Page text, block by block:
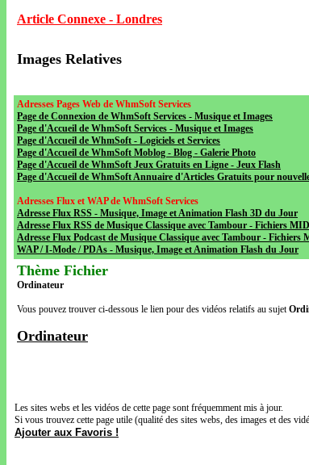
Article Connexe - Londres
Images Relatives
Adresses Pages Web de WhmSoft Services
Page de Connexion de WhmSoft Services - Musique et Images
Page d'Accueil de WhmSoft Services - Musique et Images
Page d'Accueil de WhmSoft - Logiciels et Services
Page d'Accueil de WhmSoft Moblog - Blog - Galerie Photo
Page d'Accueil de WhmSoft Jeux Gratuits en Ligne - Jeux Flash
Page d'Accueil de WhmSoft Annuaire d'Articles Gratuits pour
Adresses Flux et WAP de WhmSoft Services
Adresse Flux RSS - Musique, Image et Animation Flash 3D du Jour
Adresse Flux RSS de Musique Classique avec Tambour - Fichiers
Adresse Flux Podcast de Musique Classique avec Tambour - Fichiers
WAP / I-Mode / PDAs - Musique, Image et Animation Flash du Jour
Thème Fichier
Ordinateur
Vous pouvez trouver ci-dessous le lien pour des vidéos relatifs au sujet
Ordinateur
Les sites webs et les vidéos de cette page sont fréquemment mis à jour.
Si vous trouvez cette page utile (qualité des sites webs, des images et des
Ajouter aux Favoris !